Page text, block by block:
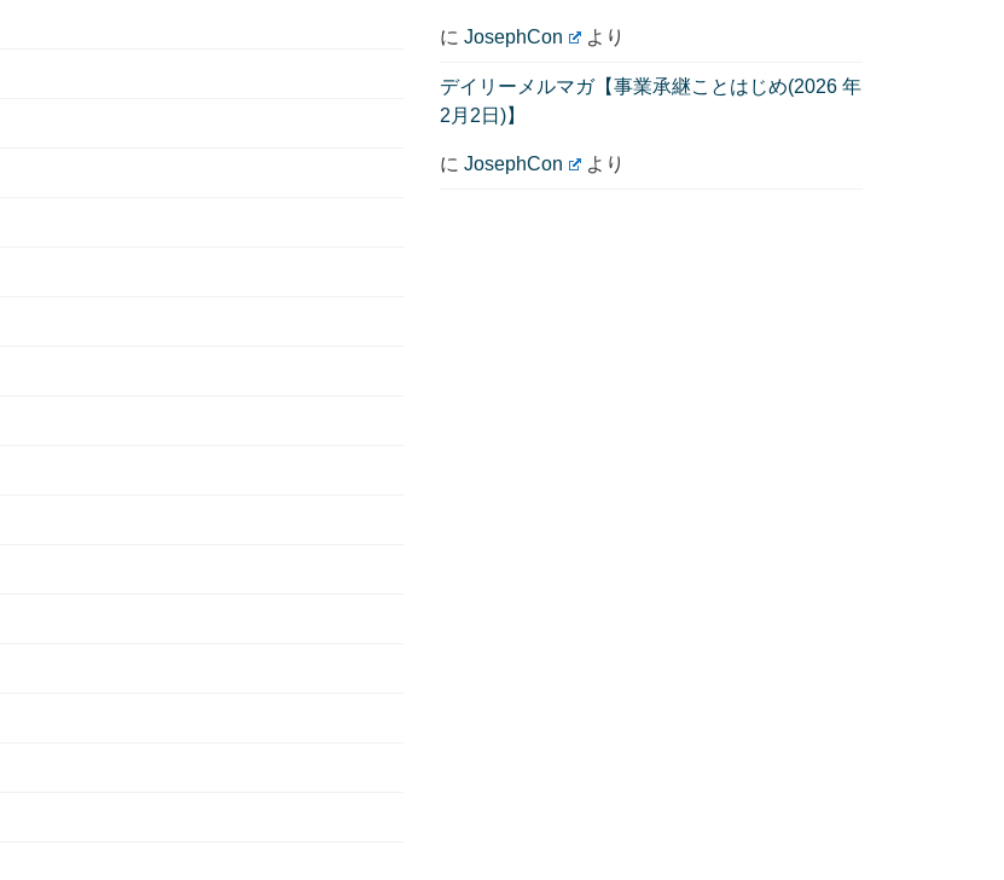
に JosephCon より
デイリーメルマガ【事業承継ことはじめ(2026 年
2月2日)】
に JosephCon より